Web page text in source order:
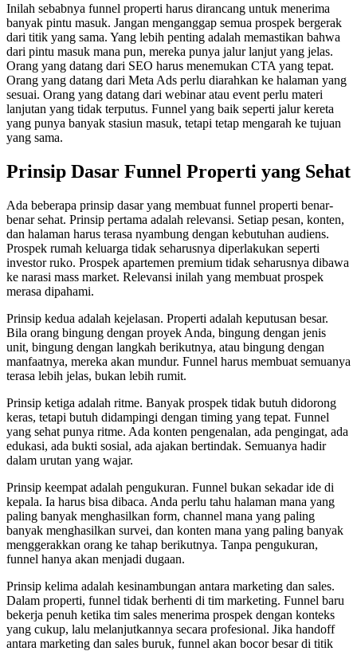
Inilah sebabnya funnel properti harus dirancang untuk menerima
banyak pintu masuk. Jangan menganggap semua prospek bergerak
dari titik yang sama. Yang lebih penting adalah memastikan bahwa
dari pintu masuk mana pun, mereka punya jalur lanjut yang jelas.
Orang yang datang dari SEO harus menemukan CTA yang tepat.
Orang yang datang dari Meta Ads perlu diarahkan ke halaman yang
sesuai. Orang yang datang dari webinar atau event perlu materi
lanjutan yang tidak terputus. Funnel yang baik seperti jalur kereta
yang punya banyak stasiun masuk, tetapi tetap mengarah ke tujuan
yang sama.
Prinsip Dasar Funnel Properti yang Sehat
Ada beberapa prinsip dasar yang membuat funnel properti benar-
benar sehat. Prinsip pertama adalah relevansi. Setiap pesan, konten,
dan halaman harus terasa nyambung dengan kebutuhan audiens.
Prospek rumah keluarga tidak seharusnya diperlakukan seperti
investor ruko. Prospek apartemen premium tidak seharusnya dibawa
ke narasi mass market. Relevansi inilah yang membuat prospek
merasa dipahami.
Prinsip kedua adalah kejelasan. Properti adalah keputusan besar.
Bila orang bingung dengan proyek Anda, bingung dengan jenis
unit, bingung dengan langkah berikutnya, atau bingung dengan
manfaatnya, mereka akan mundur. Funnel harus membuat semuanya
terasa lebih jelas, bukan lebih rumit.
Prinsip ketiga adalah ritme. Banyak prospek tidak butuh didorong
keras, tetapi butuh didampingi dengan timing yang tepat. Funnel
yang sehat punya ritme. Ada konten pengenalan, ada pengingat, ada
edukasi, ada bukti sosial, ada ajakan bertindak. Semuanya hadir
dalam urutan yang wajar.
Prinsip keempat adalah pengukuran. Funnel bukan sekadar ide di
kepala. Ia harus bisa dibaca. Anda perlu tahu halaman mana yang
paling banyak menghasilkan form, channel mana yang paling
banyak menghasilkan survei, dan konten mana yang paling banyak
menggerakkan orang ke tahap berikutnya. Tanpa pengukuran,
funnel hanya akan menjadi dugaan.
Prinsip kelima adalah kesinambungan antara marketing dan sales.
Dalam properti, funnel tidak berhenti di tim marketing. Funnel baru
bekerja penuh ketika tim sales menerima prospek dengan konteks
yang cukup, lalu melanjutkannya secara profesional. Jika handoff
antara marketing dan sales buruk, funnel akan bocor besar di titik